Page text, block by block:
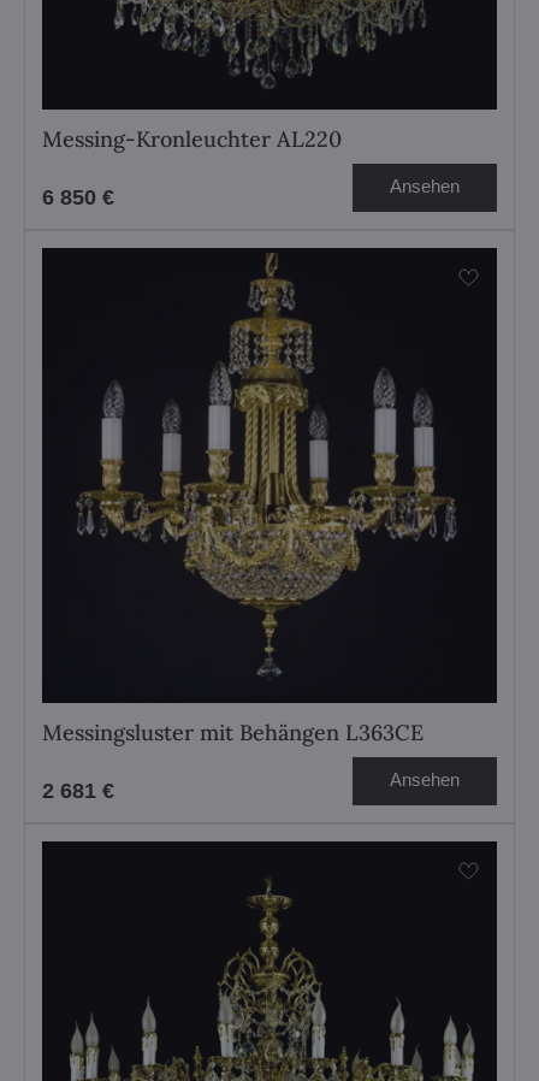
Messing-Kronleuchter AL220
6 850 € Ansehen
Messingsluster mit Behängen L363CE
2 681 € Ansehen